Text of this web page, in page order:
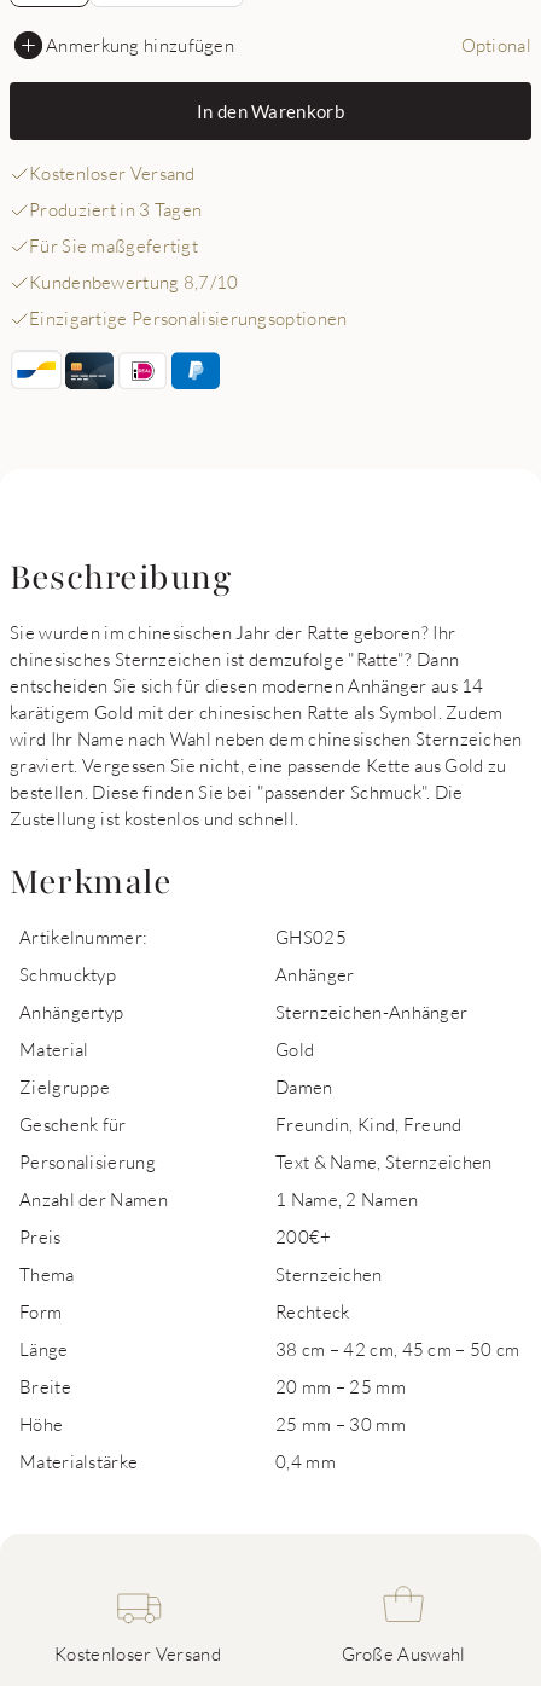
Anmerkung hinzufügen Optional
In den Warenkorb
Kostenloser Versand
Produziert in 3 Tagen
Für Sie maßgefertigt
Kundenbewertung 8,7/10
Einzigartige Personalisierungsoptionen
Beschreibung
Sie wurden im chinesischen Jahr der Ratte geboren? Ihr
chinesisches Sternzeichen ist demzufolge "Ratte"? Dann
entscheiden Sie sich für diesen modernen Anhänger aus 14
karätigem Gold mit der chinesischen Ratte als Symbol. Zudem
wird Ihr Name nach Wahl neben dem chinesischen Sternzeichen
graviert. Vergessen Sie nicht, eine passende Kette aus Gold zu
bestellen. Diese finden Sie bei "passender Schmuck". Die
Zustellung ist kostenlos und schnell.
Merkmale
Artikelnummer:
GHS025
Schmucktyp
Anhänger
Anhängertyp
Sternzeichen-Anhänger
Material
Gold
Zielgruppe
Damen
Geschenk für
Freundin, Kind, Freund
Personalisierung
Text & Name, Sternzeichen
Anzahl der Namen
1 Name, 2 Namen
Preis
200€+
Thema
Sternzeichen
Form
Rechteck
Länge
38 cm – 42 cm, 45 cm – 50 cm
Breite
20 mm – 25 mm
Höhe
25 mm – 30 mm
Materialstärke
0,4 mm
Kostenloser Versand Große Auswahl